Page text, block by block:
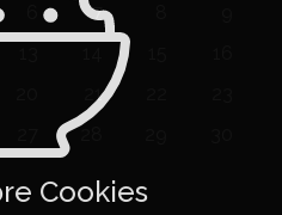
7
21
28
Cookies